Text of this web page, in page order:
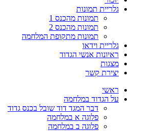
גלריית תמונות
תמונות מהכנס 1
תמונות מהכנס 2
תמונות מתקופת המלחמה
גלריית וידאו
ראיונות אנשי הגדוד
מצגות
יצירת קשר
ראשי
על הגדוד במלחמה
דבר המגד דוד שובל בכנס גדוד
פלוגה א במלחמה
פלוגה ב במלחמה